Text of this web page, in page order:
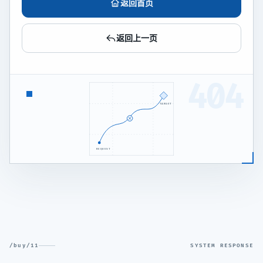
返回首页
返回上一页
REQUEST
TARGET
/buy/11 SYSTEM RESPONSE